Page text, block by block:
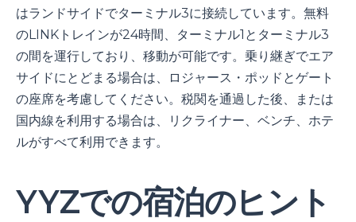
はランドサイドでターミナル3に接続しています。無料
のLINKトレインが24時間、ターミナル1とターミナル3
の間を運行しており、移動が可能です。乗り継ぎでエア
サイドにとどまる場合は、ロジャース・ポッドとゲート
の座席を考慮してください。税関を通過した後、または
国内線を利用する場合は、リクライナー、ベンチ、ホテ
ルがすべて利用できます。
YYZでの宿泊のヒント